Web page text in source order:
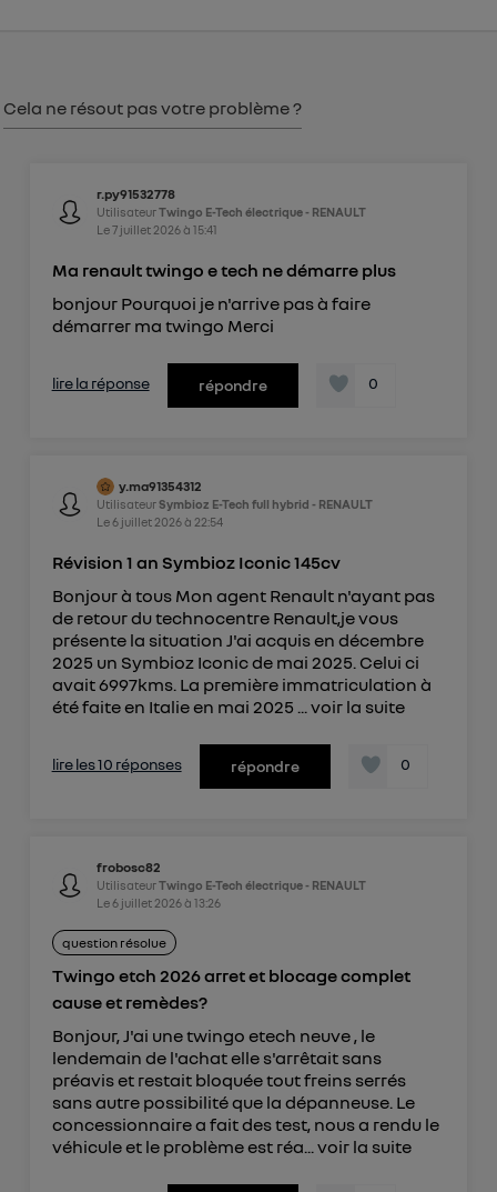
Cela ne résout pas votre problème ?
r.py91532778
UtilisateurTwingo E-Tech électrique - RENAULT
Le7 juillet 2026à 15:41
Ma renault twingo e tech ne démarre plus
bonjour Pourquoi je n'arrive pas à faire
démarrer ma twingo Merci
lire la réponse répondre 0
y.ma91354312
UtilisateurSymbioz E-Tech full hybrid - RENAULT
Le6 juillet 2026à 22:54
Révision 1 an Symbioz Iconic 145cv
Bonjour à tous Mon agent Renault n'ayant pas
de retour du technocentre Renault,je vous
présente la situation J'ai acquis en décembre
2025 un Symbioz Iconic de mai 2025. Celui ci
avait 6997kms. La première immatriculation à
été faite en Italie en mai 2025 ... voir la suite
lire les 10 réponses répondre 0
frobosc82
UtilisateurTwingo E-Tech électrique - RENAULT
Le6 juillet 2026à 13:26
question résolue
Twingo etch 2026 arret et blocage complet
cause et remèdes?
Bonjour, J'ai une twingo etech neuve , le
lendemain de l'achat elle s'arrêtait sans
préavis et restait bloquée tout freins serrés
sans autre possibilité que la dépanneuse. Le
concessionnaire a fait des test, nous a rendu le
véhicule et le problème est réa... voir la suite
personnelles d'Utiq